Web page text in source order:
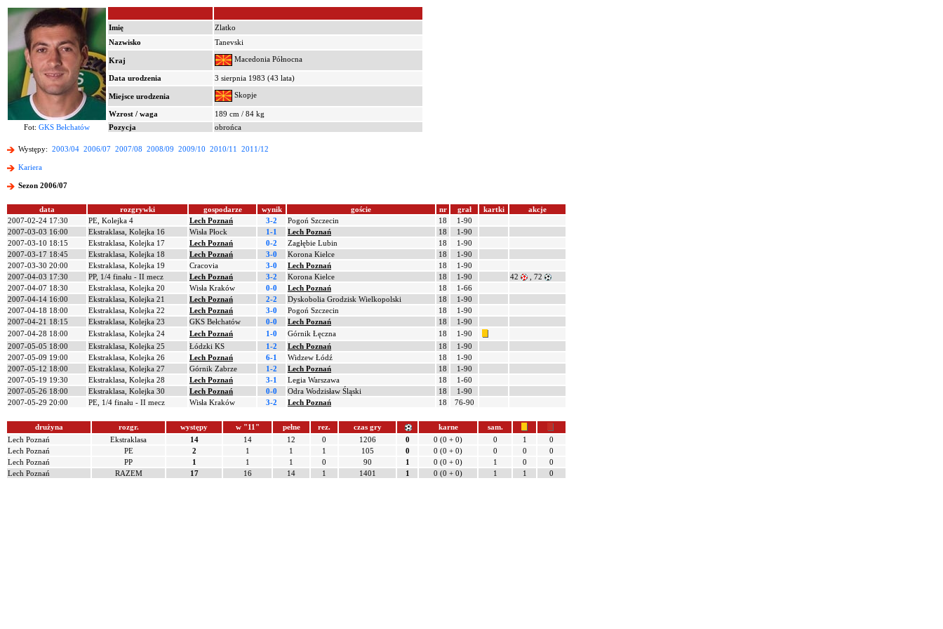
Imię
Zlatko
Nazwisko
Tanevski
Kraj Macedonia Północna
Data urodzenia 3 sierpnia 1983 (43 lata)
Miejsce urodzenia Skopje
Wzrost / waga
189 cm / 84 kg
Fot: GKS Bełchatów Pozycja obrońca
Występy: 2003/04 2006/07 2007/08 2008/09 2009/10 2010/11 2011/12
Kariera
Sezon 2006/07
data rozgrywki gospodarze wynik goście nr grał kartki
akcje
2007-02-24 17:30
PE, Kolejka 4 Lech Poznań 3-2 Pogoń Szczecin 18
1-90
2007-03-03 16:00
Ekstraklasa, Kolejka 16 Wisła Płock 1-1 Lech Poznań 18
1-90
2007-03-10 18:15
Ekstraklasa, Kolejka 17 Lech Poznań 0-2 Zagłębie Lubin 18
1-90
2007-03-17 18:45
Ekstraklasa, Kolejka 18 Lech Poznań 3-0 Korona Kielce 18
1-90
2007-03-30 20:00
Ekstraklasa, Kolejka 19 Cracovia 3-0 Lech Poznań 18
1-90
2007-04-03 17:30
PP, 1/4 finału - II mecz Lech Poznań 3-2 Korona Kielce 18 1-90 42
, 72
2007-04-07 18:30
Ekstraklasa, Kolejka 20 Wisła Kraków 0-0 Lech Poznań 18
1-66
2007-04-14 16:00
Ekstraklasa, Kolejka 21 Lech Poznań 2-2 Dyskobolia Grodzisk Wielkopolski 18
1-90
2007-04-18 18:00
Ekstraklasa, Kolejka 22 Lech Poznań 3-0 Pogoń Szczecin 18
1-90
2007-04-21 18:15
Ekstraklasa, Kolejka 23 GKS Bełchatów 0-0 Lech Poznań 18
1-90
2007-04-28 18:00
Ekstraklasa, Kolejka 24 Lech Poznań 1-0 Górnik Łęczna 18
1-90
2007-05-05 18:00
Ekstraklasa, Kolejka 25 Łódzki KS 1-2 Lech Poznań 18
1-90
2007-05-09 19:00
Ekstraklasa, Kolejka 26 Lech Poznań 6-1 Widzew Łódź 18
1-90
2007-05-12 18:00
Ekstraklasa, Kolejka 27 Górnik Zabrze 1-2 Lech Poznań 18
1-90
2007-05-19 19:30
Ekstraklasa, Kolejka 28 Lech Poznań 3-1 Legia Warszawa 18
1-60
2007-05-26 18:00
Ekstraklasa, Kolejka 30 Lech Poznań 0-0 Odra Wodzisław Śląski 18
1-90
2007-05-29 20:00
PE, 1/4 finału - II mecz Wisła Kraków 3-2 Lech Poznań 18 76-90
drużyna rozgr. występy w "11" pełne rez. czas gry karne
sam.
Lech Poznań
Ekstraklasa 14 14 12 0 1206 0 0 (0 + 0) 0 1
0
Lech Poznań
PE 2 1 1 1 105 0 0 (0 + 0) 0 0
0
Lech Poznań
PP 1 1 1 0 90 1 0 (0 + 0) 1 0
0
Lech Poznań
RAZEM 17 16 14 1 1401 1 0 (0 + 0) 1 1 0